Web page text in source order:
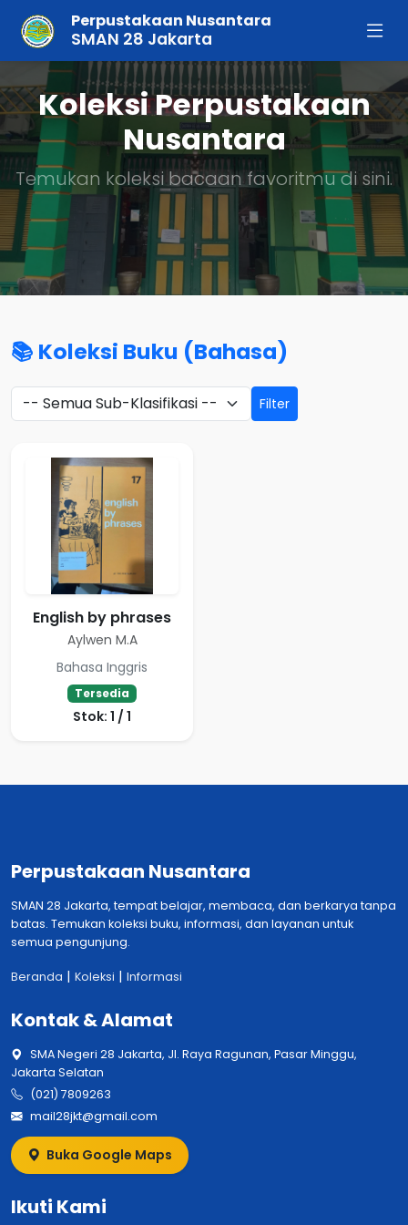
Perpustakaan Nusantara
SMAN 28 Jakarta
Koleksi Perpustakaan
Nusantara
Temukan koleksi bacaan favoritmu di sini.
📚 Koleksi Buku (Bahasa)
Filter
English by phrases
Aylwen M.A
Bahasa Inggris
Tersedia
Stok: 1 / 1
Perpustakaan Nusantara
SMAN 28 Jakarta, tempat belajar, membaca, dan berkarya tanpa
batas. Temukan koleksi buku, informasi, dan layanan untuk
semua pengunjung.
Beranda | Koleksi | Informasi
Kontak & Alamat
SMA Negeri 28 Jakarta, Jl. Raya Ragunan, Pasar Minggu,
Jakarta Selatan
(021) 7809263
mail28jkt@gmail.com
Buka Google Maps
Ikuti Kami